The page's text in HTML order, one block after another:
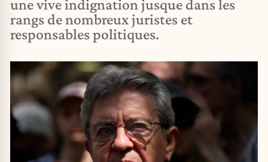
une vive indignation jusque dans les
rangs de nombreux juristes et
responsables politiques.